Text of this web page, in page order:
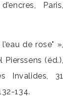
Paris,
de rose" »,
(éd.),
Invalides, 31
134.